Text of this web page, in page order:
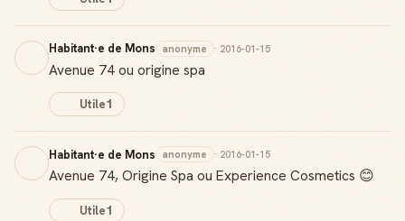
Habitant·e de Mons anonyme · 2016-01-15
Avenue 74 ou origine spa
Utile1
Habitant·e de Mons anonyme · 2016-01-15
Avenue 74, Origine Spa ou Experience Cosmetics 😊
Utile1